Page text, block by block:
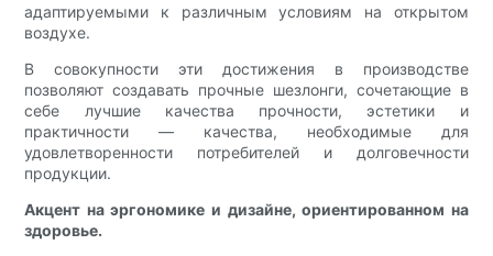
адаптируемыми к различным условиям на открытом
воздухе.
В совокупности эти достижения в производстве
позволяют создавать прочные шезлонги, сочетающие в
себе лучшие качества прочности, эстетики и
практичности — качества, необходимые для
удовлетворенности потребителей и долговечности
продукции.
Акцент на эргономике и дизайне, ориентированном на
здоровье.